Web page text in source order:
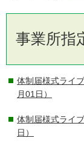
事業所指
体制届様式ライ
月01日）
体制届様式ライ
日）